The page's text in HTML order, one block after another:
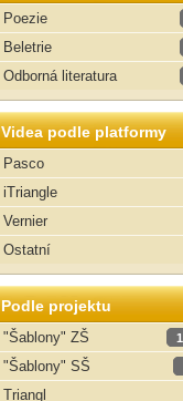
Poezie
Beletrie
Odborná literatura
Videa podle platformy
Pasco
iTriangle
Vernier
Ostatní
Podle projektu
"Šablony" ZŠ
"Šablony" SŠ
Triangl